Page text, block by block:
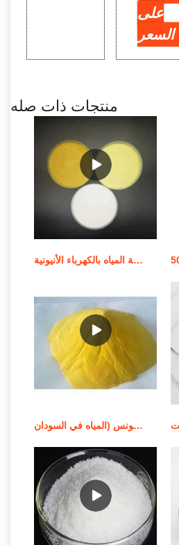
على
السعر
منتجات ذات صله
معالجة المياه بالكهرباء الأنيونية (RX FLOC 100) في التسويق الأيرلندي
شركات وموردي معالجة المياه في تونس (المياه في السودان